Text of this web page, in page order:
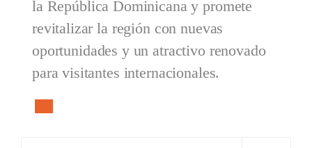
la República Dominicana y promete
revitalizar la región con nuevas
oportunidades y un atractivo renovado
para visitantes internacionales.